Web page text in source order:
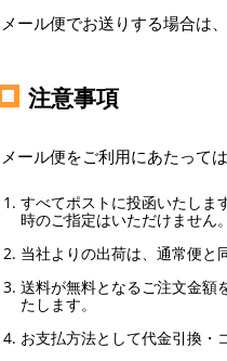
メール便でお送りする場合は
注意事項
メール便をご利用にあたって
すべてポストに投函いたしま
時のご指定はいただけません。
当社よりの出荷は、通常便と
送料が無料となるご注文金額
たします。
お支払方法として代金引換・